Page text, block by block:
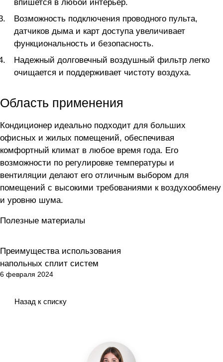
впишется в любой интерьер.
Возможность подключения проводного пульта,
датчиков дыма и карт доступа увеличивает
функциональность и безопасность.
Надежный долговечный воздушный фильтр легко
очищается и поддерживает чистоту воздуха.
Область применения
Кондиционер идеально подходит для больших
офисных и жилых помещений, обеспечивая
комфортный климат в любое время года. Его
возможности по регулировке температуры и
вентиляции делают его отличным выбором для
помещений с высокими требованиями к воздухообмену
и уровню шума.
Полезные материалы
Здоровье и безопасность
Преимущества использования
напольных сплит систем
6 февраля 2024
Назад к списку